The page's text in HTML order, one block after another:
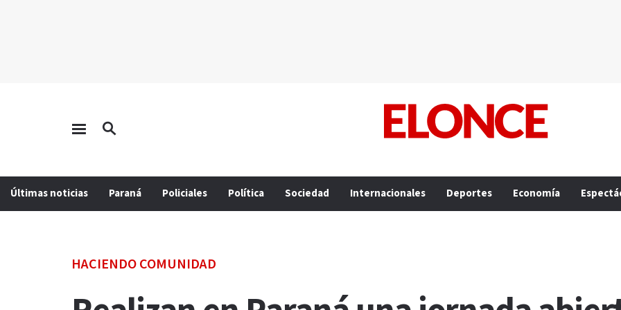
Últimas noticias Paraná Policiales Política Sociedad Internacionales Deportes Economía
HACIENDO COMUNIDAD